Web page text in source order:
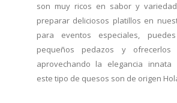
son muy ricos en sabor y
preparar deliciosos platillos en
para eventos especiales,
pequeños pedazos y ofrecerlos
aprovechando la elegancia innata
este tipo de quesos son de origen